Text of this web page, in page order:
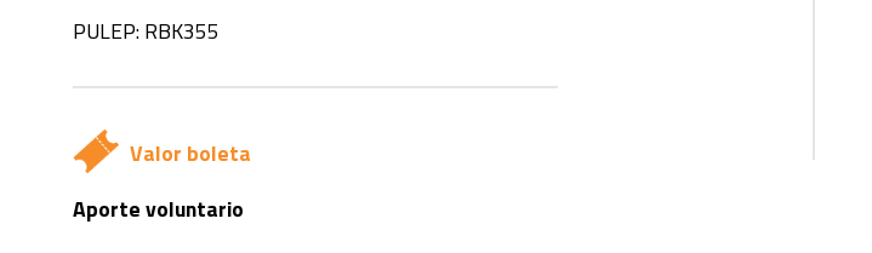
PULEP: RBK355
Valor boleta
Aporte voluntario